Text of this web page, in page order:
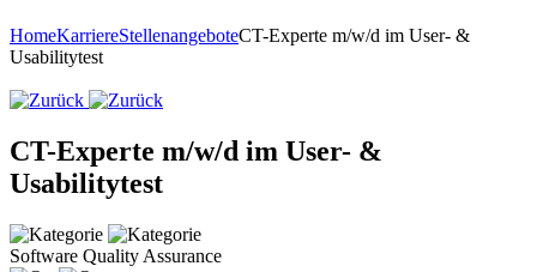
HomeKarriereStellenangeboteCT-Experte m/w/d im User- &
Usabilitytest
CT-Experte m/w/d im User- &
Usabilitytest
Software Quality Assurance